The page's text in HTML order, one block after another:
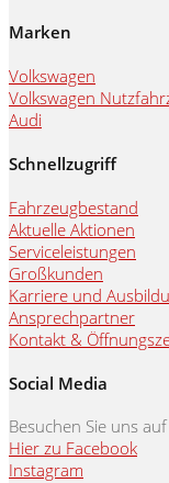
Marken
Volkswagen
Volkswagen
Audi
Schnellzugriff
Fahrzeugbestand
Aktuelle Aktionen
Serviceleistungen
Großkunden
Karriere und
Ansprechpartner
Kontakt &
Social Media
Besuchen Sie uns
Hier zu Facebook
Instagram